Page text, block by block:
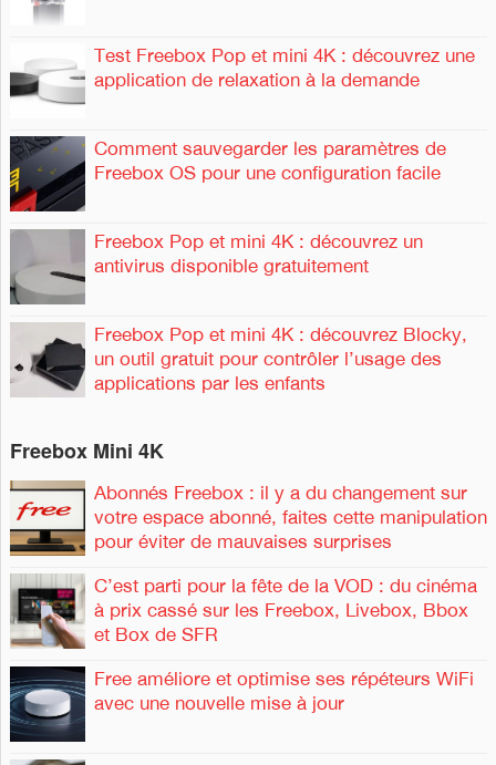
Test Freebox Pop et mini 4K : découvrez une
application de relaxation à la demande
Comment sauvegarder les paramètres de
Freebox OS pour une configuration facile
Freebox Pop et mini 4K : découvrez un
antivirus disponible gratuitement
Freebox Pop et mini 4K : découvrez Blocky,
un outil gratuit pour contrôler l’usage des
applications par les enfants
Freebox Mini 4K
Abonnés Freebox : il y a du changement sur
votre espace abonné, faites cette manipulation
pour éviter de mauvaises surprises
C’est parti pour la fête de la VOD : du cinéma
à prix cassé sur les Freebox, Livebox, Bbox
et Box de SFR
Free améliore et optimise ses répéteurs WiFi
avec une nouvelle mise à jour